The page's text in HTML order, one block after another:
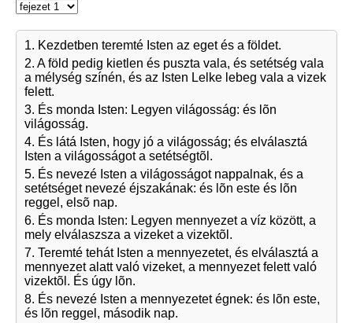
1. Kezdetben teremté Isten az eget és a földet.
2. A föld pedig kietlen és puszta vala, és setétség vala
a mélység színén, és az Isten Lelke lebeg vala a vizek
felett.
3. És monda Isten: Legyen világosság: és lõn
világosság.
4. És látá Isten, hogy jó a világosság; és elválasztá
Isten a világosságot a setétségtõl.
5. És nevezé Isten a világosságot nappalnak, és a
setétséget nevezé éjszakának: és lõn este és lõn
reggel, elsõ nap.
6. És monda Isten: Legyen mennyezet a víz között, a
mely elválaszsza a vizeket a vizektõl.
7. Teremté tehát Isten a mennyezetet, és elválasztá a
mennyezet alatt való vizeket, a mennyezet felett való
vizektõl. És úgy lõn.
8. És nevezé Isten a mennyezetet égnek: és lõn este,
és lõn reggel, második nap.